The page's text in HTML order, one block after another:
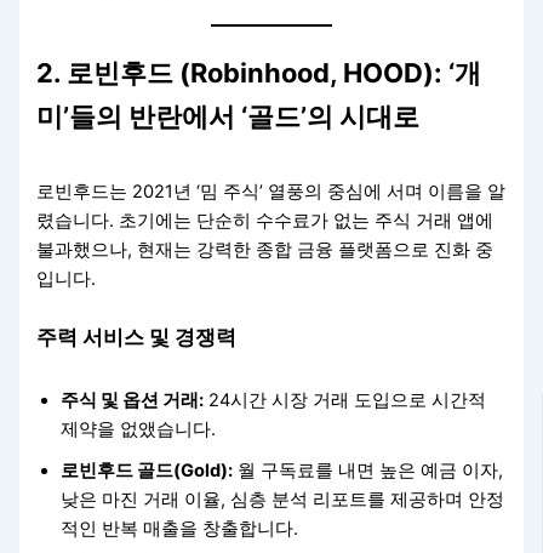
2. 로빈후드 (Robinhood, HOOD): ‘개
미’들의 반란에서 ‘골드’의 시대로
로빈후드는 2021년 ‘밈 주식’ 열풍의 중심에 서며 이름을 알
렸습니다. 초기에는 단순히 수수료가 없는 주식 거래 앱에
불과했으나, 현재는 강력한 종합 금융 플랫폼으로 진화 중
입니다.
주력 서비스 및 경쟁력
주식 및 옵션 거래: 24시간 시장 거래 도입으로 시간적
제약을 없앴습니다.
로빈후드 골드(Gold): 월 구독료를 내면 높은 예금 이자,
낮은 마진 거래 이율, 심층 분석 리포트를 제공하며 안정
적인 반복 매출을 창출합니다.